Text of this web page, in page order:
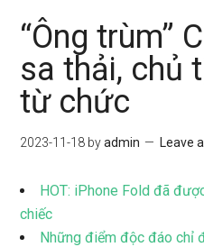
“Ông trùm”
sa thải, chủ
từ chức
2023-11-18 byadmin Leave
HOT: iPhone Fold đã
chiếc
Những điểm độc đáo chỉ